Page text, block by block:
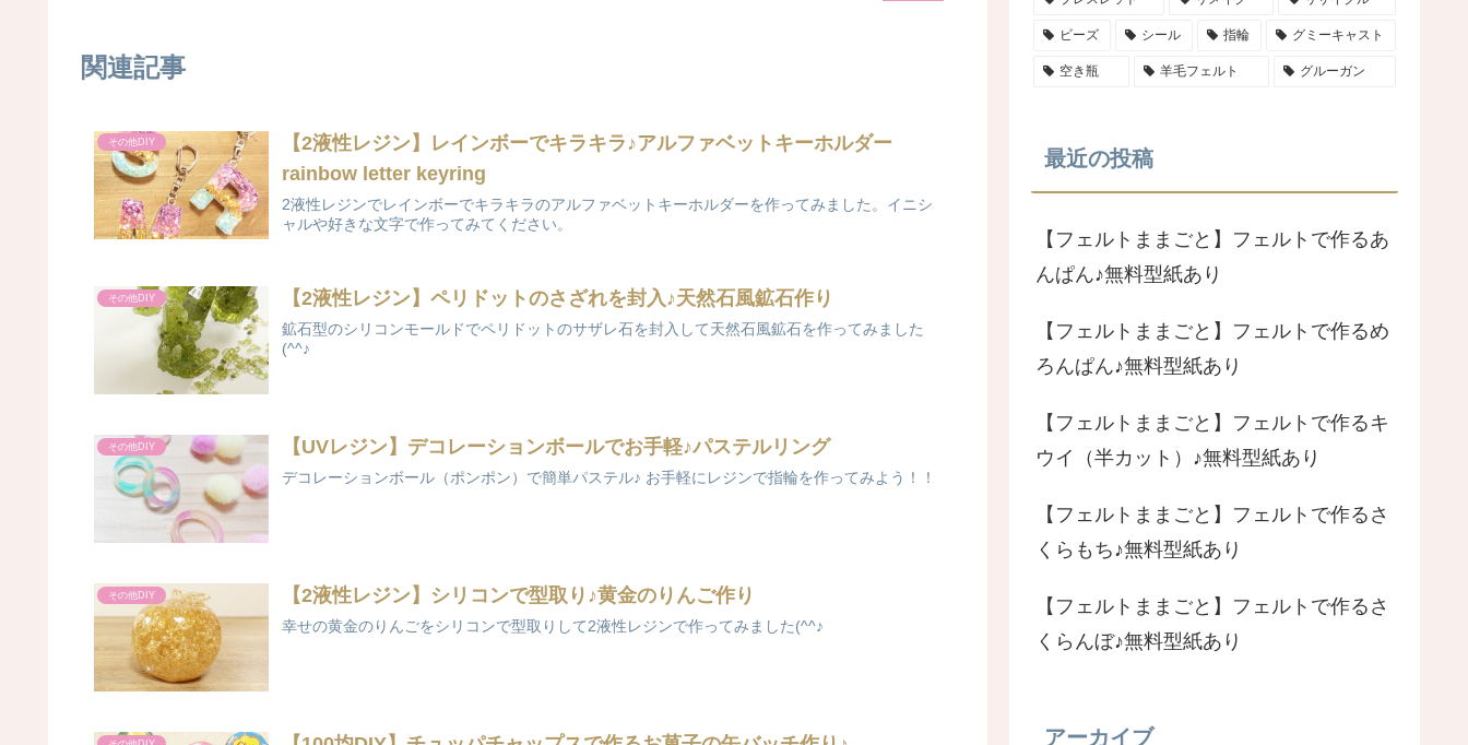
関連記事
その他DIY
【2液性レジン】レインボーでキラキラ♪アルファベットキーホルダー
rainbow letter keyring
2液性レジンでレインボーでキラキラのアルファベットキーホルダーを作ってみました。イニシ
ャルや好きな文字で作ってみてください。
その他DIY 【2液性レジン】ペリドットのさざれを封入♪天然石風鉱石作り
鉱石型のシリコンモールドでペリドットのサザレ石を封入して天然石風鉱石を作ってみました
(^^♪
その他DIY 【UVレジン】デコレーションボールでお手軽♪パステルリング
デコレーションボール（ポンポン）で簡単パステル♪ お手軽にレジンで指輪を作ってみよう！！
その他DIY 【2液性レジン】シリコンで型取り♪黄金のりんご作り
幸せの黄金のりんごをシリコンで型取りして2液性レジンで作ってみました(^^♪
ビーズ シール 指輪 グミーキャスト
空き瓶 羊毛フェルト グルーガン
最近の投稿
【フェルトままごと】フェルトで作るあ
んぱん♪無料型紙あり
【フェルトままごと】フェルトで作るめ
ろんぱん♪無料型紙あり
【フェルトままごと】フェルトで作るキ
ウイ（半カット）♪無料型紙あり
【フェルトままごと】フェルトで作るさ
くらもち♪無料型紙あり
【フェルトままごと】フェルトで作るさ
くらんぼ♪無料型紙あり
アーカイブ